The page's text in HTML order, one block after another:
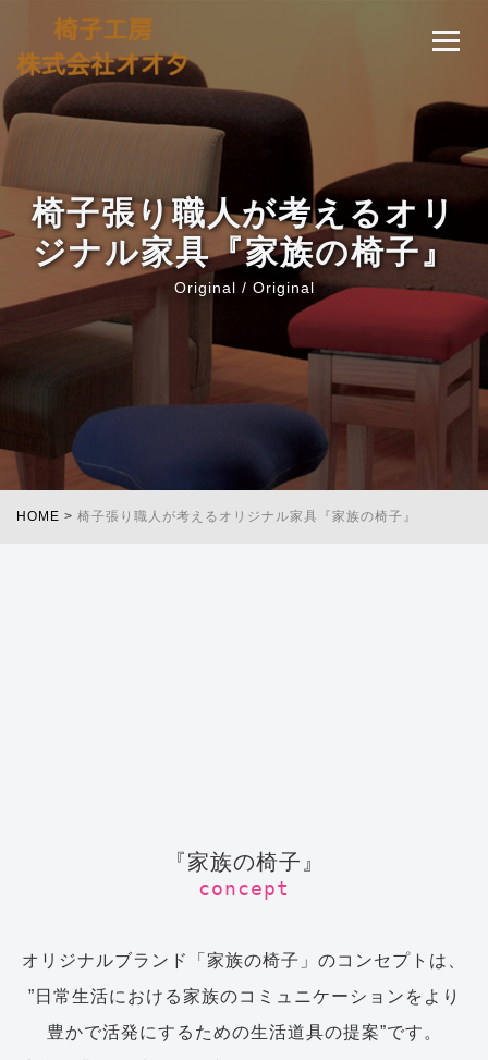
椅子張り職人が考えるオリ
ジナル家具『家族の椅子』
Original / Original
HOME > 椅子張り職人が考えるオリジナル家具『家族の椅子』
『家族の椅子』
concept
オリジナルブランド「家族の椅子」のコンセプトは、
”日常生活における家族のコミュニケーションをより
豊かで活発にするための生活道具の提案”です。